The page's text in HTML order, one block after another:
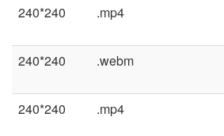
240*240
.mp4
240*240
.webm
240*240
.mp4